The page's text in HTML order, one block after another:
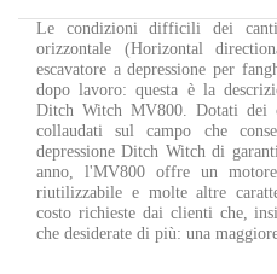
Le condizioni difficili dei
orizzontale (Horizontal
escavatore a depressione per
dopo lavoro: questa è la
Ditch Witch MV800. Dotati dei
collaudati sul campo che
depressione Ditch Witch di
anno, l'MV800 offre un
riutilizzabile e molte altre
costo richieste dai clienti che,
che desiderate di più: una